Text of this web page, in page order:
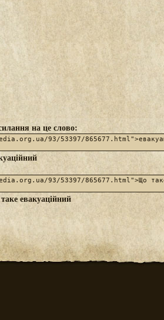
на це слово:
евакуаційний